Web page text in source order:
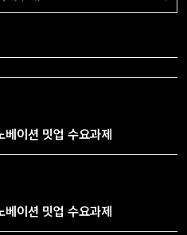
이션 밋업 수요과제
이션 밋업 수요과제